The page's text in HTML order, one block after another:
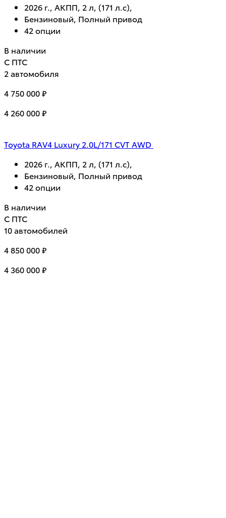
2026 г., АКПП, 2 л, (171 л.с),
Бензиновый, Полный привод
42 опции
В наличии
С ПТС
2 автомобиля
4 750 000 ₽
4 260 000 ₽
Toyota RAV4 Luxury 2.0L/171 CVT AWD
2026 г., АКПП, 2 л, (171 л.с),
Бензиновый, Полный привод
42 опции
В наличии
С ПТС
10 автомобилей
4 850 000 ₽
4 360 000 ₽